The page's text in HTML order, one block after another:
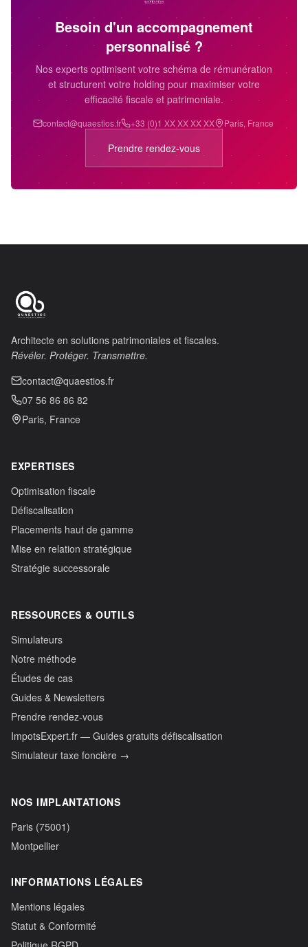
Besoin d'un accompagnement
personnalisé ?
Nos experts optimisent votre schéma de rémunération
et structurent votre holding pour maximiser votre
efficacité fiscale et patrimoniale.
contact@quaestios.fr +33 (0)1 XX XX XX XX Paris, France
Prendre rendez-vous
Architecte en solutions patrimoniales et fiscales.
Révéler. Protéger. Transmettre.
contact@quaestios.fr
07 56 86 86 82
Paris, France
EXPERTISES
Optimisation fiscale
Défiscalisation
Placements haut de gamme
Mise en relation stratégique
Stratégie successorale
RESSOURCES & OUTILS
Simulateurs
Notre méthode
Études de cas
Guides & Newsletters
Prendre rendez-vous
ImpotsExpert.fr — Guides gratuits défiscalisation
Simulateur taxe foncière →
NOS IMPLANTATIONS
Paris (75001)
Montpellier
INFORMATIONS LÉGALES
Mentions légales
Statut & Conformité